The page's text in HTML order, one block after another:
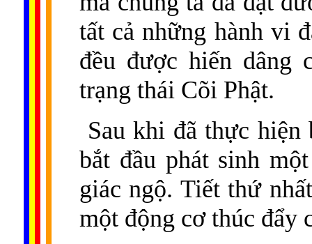
tất cả những hành vi
đều được hiến dâng
trạng thái Cõi Phật.
Sau khi đã thực hiện
bắt đầu phát sinh
giác ngộ. Tiết thứ
một động cơ thúc đẩy